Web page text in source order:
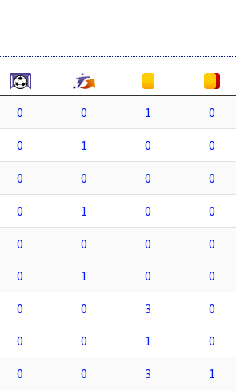
0 0 1 0
0 1 0 0
0 0 0 0
0 1 0 0
0 0 0 0
0 1 0 0
0 0 3 0
0 0 1 0
0 0 3 1